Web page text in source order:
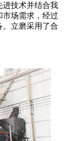
进技术并结合我
市场需求，经过
。立磨采用了合